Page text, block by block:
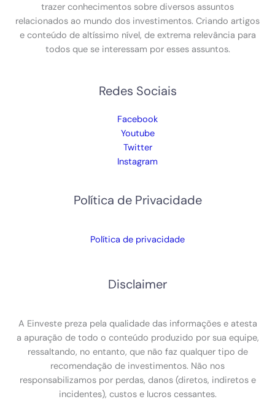
trazer conhecimentos sobre diversos assuntos
relacionados ao mundo dos investimentos. Criando artigos
e conteúdo de altíssimo nível, de extrema relevância para
todos que se interessam por esses assuntos.
Redes Sociais
Facebook
Youtube
Twitter
Instagram
Política de Privacidade
Política de privacidade
Disclaimer
A Einveste preza pela qualidade das informações e atesta
a apuração de todo o conteúdo produzido por sua equipe,
ressaltando, no entanto, que não faz qualquer tipo de
recomendação de investimentos. Não nos
responsabilizamos por perdas, danos (diretos, indiretos e
incidentes), custos e lucros cessantes.